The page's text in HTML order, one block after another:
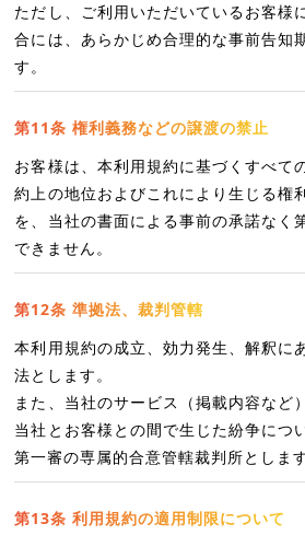
ただし、ご利用いただいているお客様
合には、あらかじめ合理的な事前告知
す。
第11条 権利義務などの譲渡の禁止
お客様は、本利用規約に基づくすべて
約上の地位およびこれにより生じる権
を、当社の書面による事前の承諾なく
できません。
第12条 準拠法、裁判管轄
本利用規約の成立、効力発生、解釈に
法とします。
また、当社のサービス（掲載内容など
当社とお客様との間で生じた紛争につ
第一審の専属的合意管轄裁判所とします
第13条 利用規約の適用制限について